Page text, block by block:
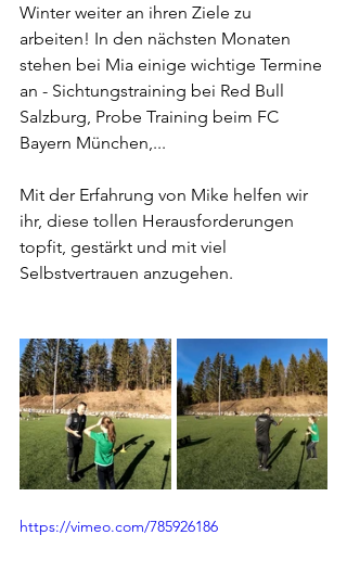
Winter weiter an ihren Ziele zu
arbeiten! In den nächsten Monaten
stehen bei Mia einige wichtige Termine
an - Sichtungstraining bei Red Bull
Salzburg, Probe Training beim FC
Bayern München,...
Mit der Erfahrung von Mike helfen wir
ihr, diese tollen Herausforderungen
topfit, gestärkt und mit viel
Selbstvertrauen anzugehen.
https://vimeo.com/785926186